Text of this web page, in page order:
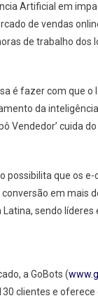
Artificial em
de vendas
de trabalho dos
é fazer com que
da
Vendedor’ cuida
possibilita que os
em mais
sendo
a GoBots (
clientes e